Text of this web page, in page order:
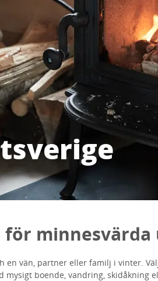
för minnesvärda
en vän, partner eller familj i vinter.
mysigt boende, vandring, skidåkning